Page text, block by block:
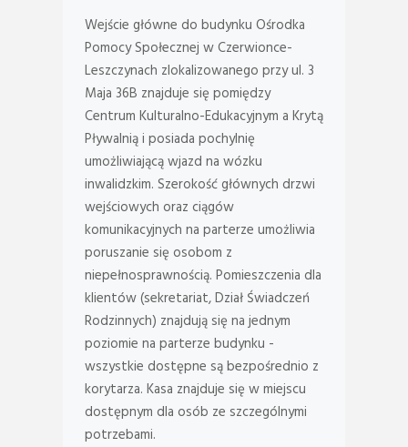
Wejście główne do budynku Ośrodka
Pomocy Społecznej w Czerwionce-
Leszczynach zlokalizowanego przy ul. 3
Maja 36B znajduje się pomiędzy
Centrum Kulturalno-Edukacyjnym a Krytą
Pływalnią i posiada pochylnię
umożliwiającą wjazd na wózku
inwalidzkim. Szerokość głównych drzwi
wejściowych oraz ciągów
komunikacyjnych na parterze umożliwia
poruszanie się osobom z
niepełnosprawnością. Pomieszczenia dla
klientów (sekretariat, Dział Świadczeń
Rodzinnych) znajdują się na jednym
poziomie na parterze budynku -
wszystkie dostępne są bezpośrednio z
korytarza. Kasa znajduje się w miejscu
dostępnym dla osób ze szczególnymi
potrzebami.